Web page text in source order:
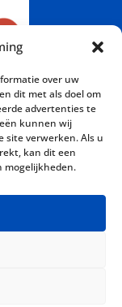
over uw
dit met als doel om
advertenties te
kunnen wij
site verwerken. Als u
kan dit een
mogelijkheden.